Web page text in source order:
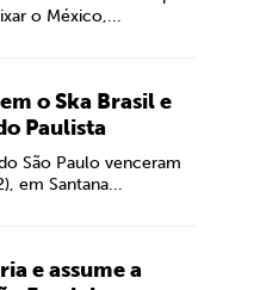
o México,...
o Ska Brasil e
Paulista
São Paulo venceram
em Santana...
e assume a